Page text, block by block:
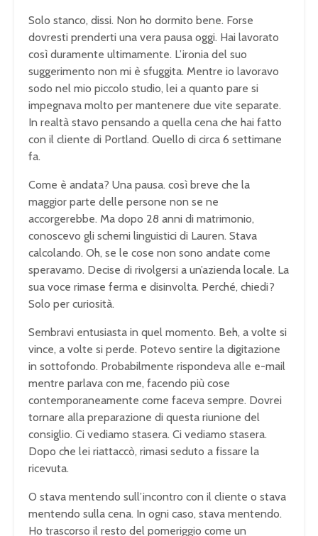
Solo stanco, dissi. Non ho dormito bene. Forse
dovresti prenderti una vera pausa oggi. Hai lavorato
così duramente ultimamente. L’ironia del suo
suggerimento non mi è sfuggita. Mentre io lavoravo
sodo nel mio piccolo studio, lei a quanto pare si
impegnava molto per mantenere due vite separate.
In realtà stavo pensando a quella cena che hai fatto
con il cliente di Portland. Quello di circa 6 settimane
fa.
Come è andata? Una pausa. così breve che la
maggior parte delle persone non se ne
accorgerebbe. Ma dopo 28 anni di matrimonio,
conoscevo gli schemi linguistici di Lauren. Stava
calcolando. Oh, se le cose non sono andate come
speravamo. Decise di rivolgersi a un’azienda locale. La
sua voce rimase ferma e disinvolta. Perché, chiedi?
Solo per curiosità.
Sembravi entusiasta in quel momento. Beh, a volte si
vince, a volte si perde. Potevo sentire la digitazione
in sottofondo. Probabilmente rispondeva alle e-mail
mentre parlava con me, facendo più cose
contemporaneamente come faceva sempre. Dovrei
tornare alla preparazione di questa riunione del
consiglio. Ci vediamo stasera. Ci vediamo stasera.
Dopo che lei riattaccò, rimasi seduto a fissare la
ricevuta.
O stava mentendo sull’incontro con il cliente o stava
mentendo sulla cena. In ogni caso, stava mentendo.
Ho trascorso il resto del pomeriggio come un